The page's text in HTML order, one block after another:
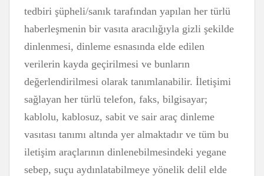
tedbiri şüpheli/sanık tarafından yapılan her türlü
haberleşmenin bir vasıta aracılığıyla gizli şekilde
dinlenmesi, dinleme esnasında elde edilen
verilerin kayda geçirilmesi ve bunların
değerlendirilmesi olarak tanımlanabilir. İletişimi
sağlayan her türlü telefon, faks, bilgisayar;
kablolu, kablosuz, sabit ve sair araç dinleme
vasıtası tanımı altında yer almaktadır ve tüm bu
iletişim araçlarının dinlenebilmesindeki yegane
sebep, suçu aydınlatabilmeye yönelik delil elde